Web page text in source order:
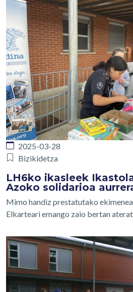
2025-03-28
Bizikidetza
LH6ko ikasleek
Azoko solidarioa
Mimo handiz prestatutako
Elkarteari emango zaio bertan